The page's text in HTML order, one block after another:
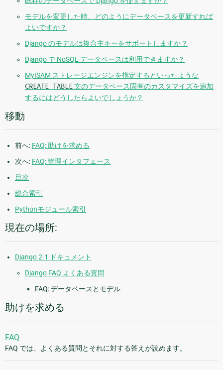
モデルを変更した時、どのようにデータベースを更新すれば
よいですか？
Django のモデルは複合主キーをサポートしますか？
Django で NoSQL データベースは利用できますか？
MyISAM ストレージエンジンを指定するといったような
CREATE TABLE文のデータベース固有のカスタマイズを追加
するにはどうしたらよいでしょうか？
移動
前へ: FAQ: 助けを求める
次へ: FAQ: 管理インタフェース
目次
総合索引
Pythonモジュール索引
現在の場所:
Django 2.1 ドキュメント
Django FAQ よくある質問
FAQ: データベースとモデル
助けを求める
FAQ
FAQ では、よくある質問とそれに対する答えが読めます。